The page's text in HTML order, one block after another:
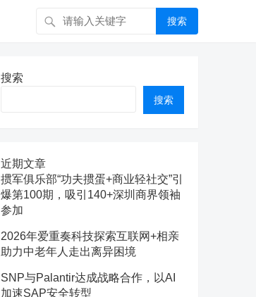
搜索
搜索
搜索
近期文章
掼军俱乐部“功夫掼蛋+商业轻社交”引
爆第100期，吸引140+深圳商界领袖
参加
2026年爱重奏科技探索互联网+相亲
助力中老年人走出离异困境
SNP与Palantir达成战略合作，以AI
加速SAP安全转型